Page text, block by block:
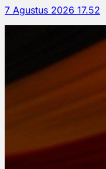
7 Agustus 2026 17.52